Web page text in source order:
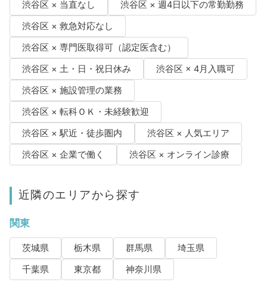
渋谷区 × 当直なし
渋谷区 × 週4日以下の常勤勤務
渋谷区 × 救急対応なし
渋谷区 × 専門医取得可（認定医含む）
渋谷区 × 土・日・祝日休み
渋谷区 × 4月入職可
渋谷区 × 施設管理の業務
渋谷区 × 転科ＯＫ・未経験歓迎
渋谷区 × 駅近・徒歩圏内
渋谷区 × 人気エリア
渋谷区 × 企業で働く
渋谷区 × オンライン診療
近隣のエリアから探す
関東
茨城県 栃木県 群馬県
埼玉県
千葉県
東京都 神奈川県